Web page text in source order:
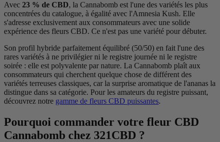
Avec 23 % de CBD, la Cannabomb est l'une des variétés les plus
concentrées du catalogue, à égalité avec l'Amnesia Kush. Elle
s'adresse exclusivement aux consommateurs avec une solide
expérience des fleurs CBD. Ce n'est pas une variété pour débuter.
Son profil hybride parfaitement équilibré (50/50) en fait l'une des
rares variétés à ne privilégier ni le registre journée ni le registre
soirée : elle est polyvalente par nature. La Cannabomb plaît aux
consommateurs qui cherchent quelque chose de différent des
variétés terreuses classiques, car la surprise aromatique de l'ananas la
distingue dans sa catégorie. Pour les amateurs du registre puissant,
découvrez notre gamme de fleurs CBD puissantes.
Pourquoi commander votre fleur CBD
Cannabomb chez 321CBD ?